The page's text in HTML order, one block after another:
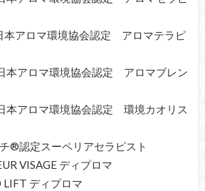
本アロマ環境協会認定 アロマテラピ
アロマ環境協会認定 アロマブレン
アロマ環境協会認定 環境カオリス
®認定スーペリアセラピスト
VISAGE ディプロマ
LIFT ディプロマ